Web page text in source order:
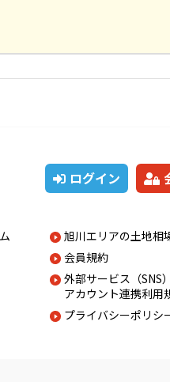
ログイン
旭川エリアの土地相
会員規約
外部サービス（SNS）
アカウント連携利用
プライバシーポリシ